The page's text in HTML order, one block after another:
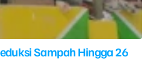
Sampah Hingga 26